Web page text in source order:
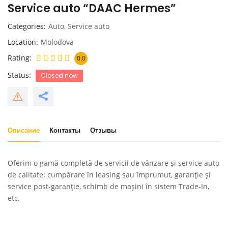
Service auto “DAAC Hermes”
Categories Auto, Service auto
Location Molodova
Rating
0.0
Status Closed now
Описание Контакты Отзывы
Oferim o gamă completă de servicii de vânzare și service auto
de calitate: cumpărare în leasing sau împrumut, garanție și
service post-garanție, schimb de mașini în sistem Trade-In,
etc.